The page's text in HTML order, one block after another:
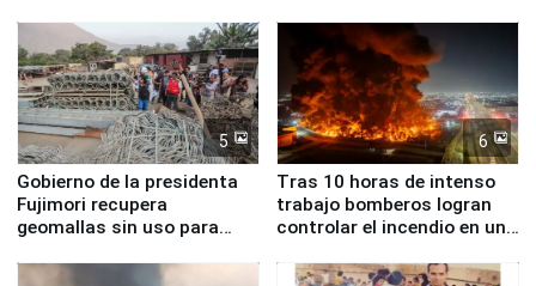
5
Gobierno de la presidenta
Fujimori recupera
geomallas sin uso para
Fenómeno El Niño
6
Tras 10 horas de intenso
trabajo bomberos logran
controlar el incendio en una
de Chile